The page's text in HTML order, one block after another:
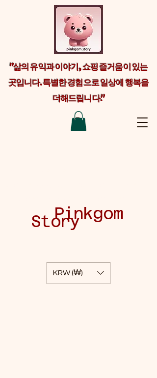
KRW (₩)
Pinkgom
Story
"삶의 유익과 이야기, 쇼핑 즐거움이 있는
곳입니다. 특별한 경험으로 일상에 행복을
더해드립니다."